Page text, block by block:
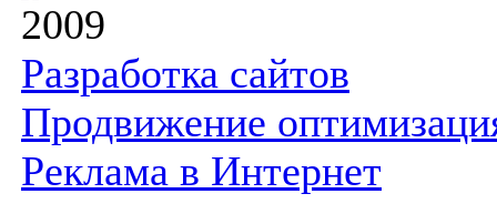
2009
Разработка сайтов
Продвижение
Реклама в Интернет